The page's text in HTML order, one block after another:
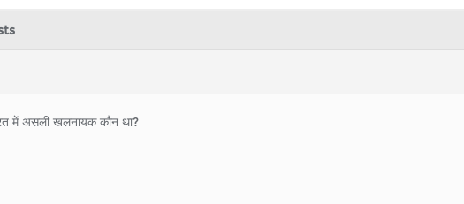
में असली खलनायक कौन था?